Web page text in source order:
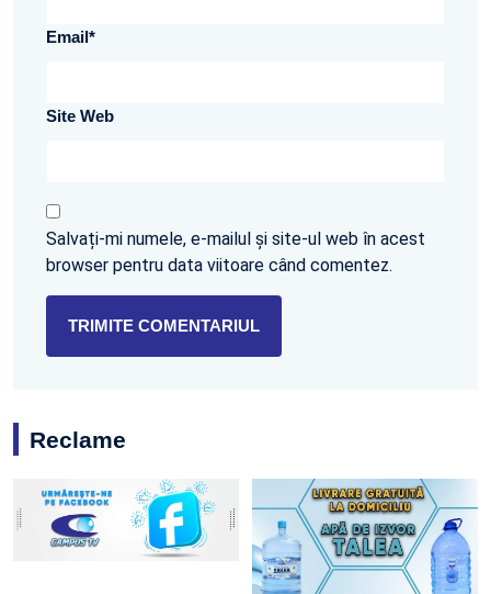
Email*
Site Web
Salvați-mi numele, e-mailul și site-ul web în acest
browser pentru data viitoare când comentez.
Reclame